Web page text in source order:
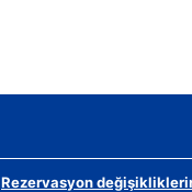
Rezervasyon